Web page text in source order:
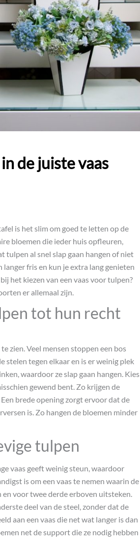
de juiste vaas
is het slim om goed te letten op de
bloemen die ieder huis opfleuren,
tulpen al snel slap gaan hangen of niet
fris en kun je extra lang genieten
het kiezen van een vaas voor tulpen?
er allemaal zijn.
tot hun recht
zien. Veel mensen stoppen een bos
stelen tegen elkaar en is er weinig plek
waardoor ze slap gaan hangen. Kies
gewend bent. Zo krijgen de
brede opening zorgt ervoor dat de
is. Zo hangen de bloemen minder
tulpen
vaas geeft weinig steun, waardoor
is om een vaas te nemen waarin de
en voor twee derde erboven uitsteken.
deel van de steel, zonder dat de
aan een vaas die net wat langer is dan
net de support die ze nodig hebben